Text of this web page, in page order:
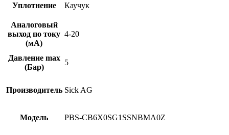
Уплотнение Каучук
Аналоговый
выход по току
(мА)
4-20
Давление max
(Бар)
5
Производитель Sick AG
Модель PBS-CB6X0SG1SSNBMA0Z